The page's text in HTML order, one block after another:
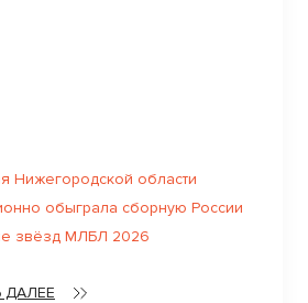
Нижегородской области
обыграла сборную России
звёзд МЛБЛ 2026
ДАЛЕЕ